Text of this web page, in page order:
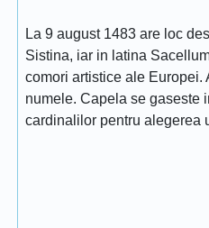
La 9 august 1483 are loc
Sistina, iar in latina
comori artistice ale Europei.
numele. Capela se gaseste
cardinalilor pentru alegerea